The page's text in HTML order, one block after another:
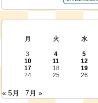
月
火 水
3
4 5
10
11 12
17
18 19
24
25 26
« 5月 7月 »